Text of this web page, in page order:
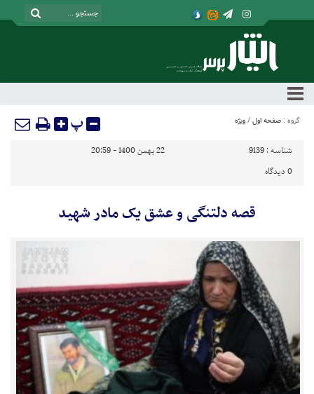
گروه : صفحه اول / ویژه پ
شناسه : 9139
22 بهمن 1400 - 20:59
0 دیدگاه
قصه دلتنگی و عشق یک مادر شهید